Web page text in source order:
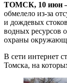
ТОМСК, 10 июн
обмелело из-за
и дождевых
водных ресурсов
охраны
В сети интернет
Томска, на